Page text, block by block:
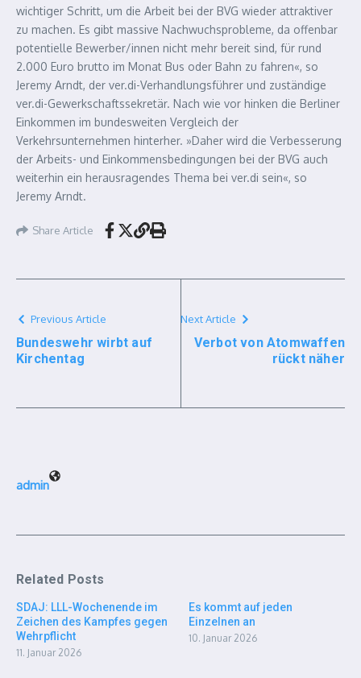
wichtiger Schritt, um die Arbeit bei der BVG wieder attraktiver
zu machen. Es gibt massive Nachwuchsprobleme, da offenbar
potentielle Bewerber/innen nicht mehr bereit sind, für rund
2.000 Euro brutto im Monat Bus oder Bahn zu fahren«, so
Jeremy Arndt, der ver.di-Verhandlungsführer und zuständige
ver.di-Gewerkschaftssekretär. Nach wie vor hinken die Berliner
Einkommen im bundesweiten Vergleich der
Verkehrsunternehmen hinterher. »Daher wird die Verbesserung
der Arbeits- und Einkommensbedingungen bei der BVG auch
weiterhin ein herausragendes Thema bei ver.di sein«, so
Jeremy Arndt.
Share Article
Previous Article
Bundeswehr wirbt auf
Kirchentag
Next Article
Verbot von Atomwaffen
rückt näher
admin
Related Posts
SDAJ: LLL-Wochenende im
Zeichen des Kampfes gegen
Wehrpflicht
11. Januar 2026
Es kommt auf jeden
Einzelnen an
10. Januar 2026